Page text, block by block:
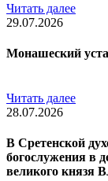
Читать далее
29.07.2026
Монашеский
Читать далее
28.07.2026
В Сретенской
богослужения в
великого князя